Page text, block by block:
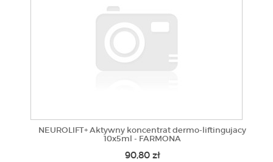
NEUROLIFT+ Aktywny koncentrat dermo-liftingujacy
10x5ml - FARMONA
90,80 zł